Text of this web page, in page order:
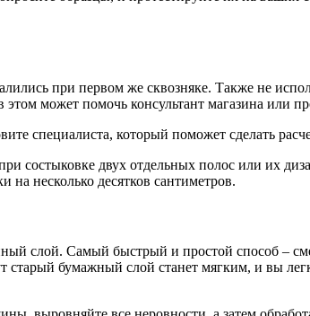
при первом же сквозняке. Также не
может помочь консультант магазина или
специалиста, который поможет сделать
состыковке двух отдельных полос или их
на несколько десятков сантиметров.
слой. Самый быстрый и простой способ –
бумажный слой станет мягким, и вы